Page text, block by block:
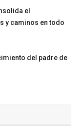
el
y caminos en todo
del padre de